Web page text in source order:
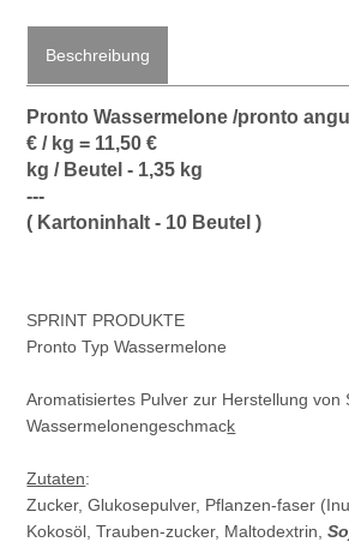
Beschreibung
Pronto Wassermelone /pronto
€ / kg = 11,50 €
kg / Beutel - 1,35 kg
---
( Kartoninhalt - 10 Beutel )
SPRINT PRODUKTE
Pronto Typ Wassermelone
Aromatisiertes Pulver zur Herstellung von
Wassermelonengeschmack
Zutaten:
Zucker, Glukosepulver, Pflanzen-faser
Kokosöl, Trauben-zucker, Maltodextrin,